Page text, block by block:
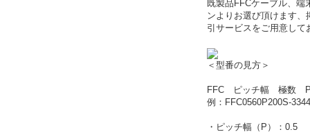
既製品FFCケーブル、端
ンよりお選び頂けます
引サービスをご用意して
＜型番の見方＞
FFC ピッチ幅 極
例：FFC0560P200S-3344
・ピッチ幅（P）：0.5